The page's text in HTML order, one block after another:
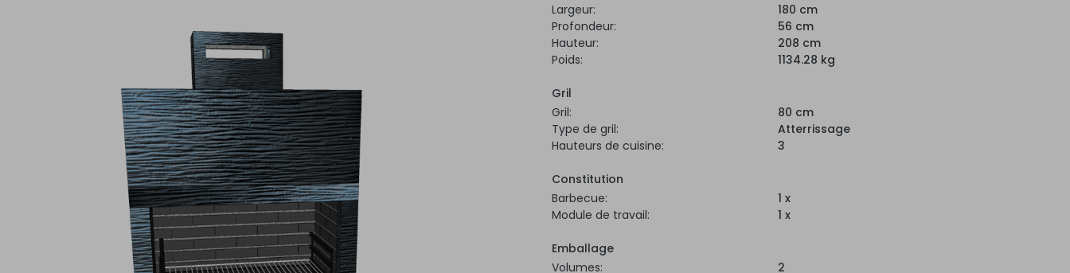
Largeur:
180 cm
Profondeur:
56 cm
Hauteur:
208 cm
Poids:
1134.28 kg
Gril
Gril:
80 cm
Type de gril:
Atterrissage
Hauteurs de cuisine:
3
Constitution
Barbecue:
1 x
Module de travail:
1 x
Emballage
Volumes:
2